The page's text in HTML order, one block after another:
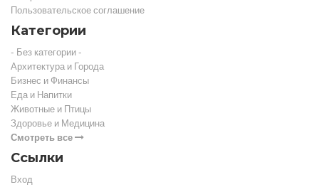
Пользовательское соглашение
Категории
- Без категории -
Архитектура и Города
Бизнес и Финансы
Еда и Напитки
Животные и Птицы
Здоровье и Медицина
Смотреть все
Ссылки
Вход